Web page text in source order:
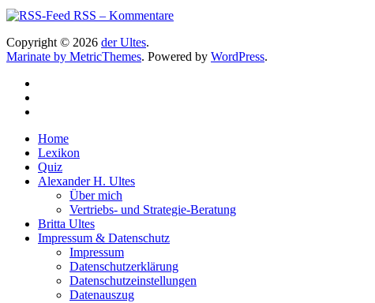
RSS – Kommentare
Copyright © 2026 der Ultes.
Marinate by MetricThemes. Powered by WordPress.
Home
Lexikon
Quiz
Alexander H. Ultes
Über mich
Vertriebs- und Strategie-Beratung
Britta Ultes
Impressum & Datenschutz
Impressum
Datenschutzerklärung
Datenschutzeinstellungen
Datenauszug